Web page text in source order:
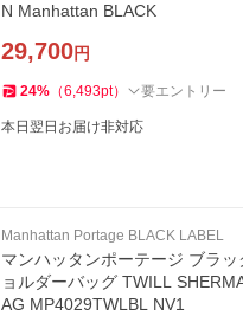
N Manhattan BLACK
29,700円
24% （6,493pt） 要エントリー
本日翌日お届け非対応
Manhattan Portage BLACK LABEL
マンハッタンポーテージ ブラ
ョルダーバッグ TWILL
AG MP4029TWLBL NV1